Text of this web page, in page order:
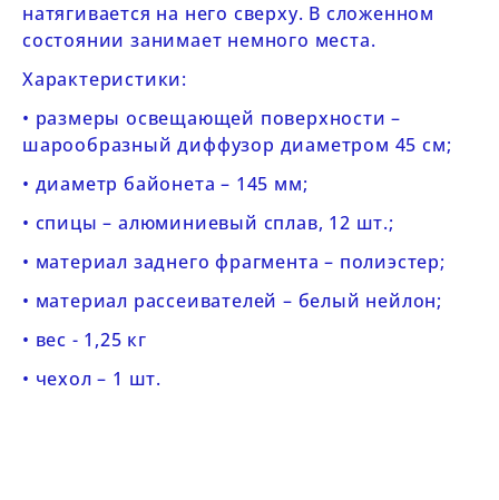
натягивается на него сверху. В сложенном
состоянии занимает немного места.
Характеристики:
• размеры освещающей поверхности –
шарообразный диффузор диаметром 45 см;
• диаметр байонета – 145 мм;
• спицы – алюминиевый сплав, 12 шт.;
• материал заднего фрагмента – полиэстер;
• материал рассеивателей – белый нейлон;
• вес - 1,25 кг
• чехол – 1 шт.